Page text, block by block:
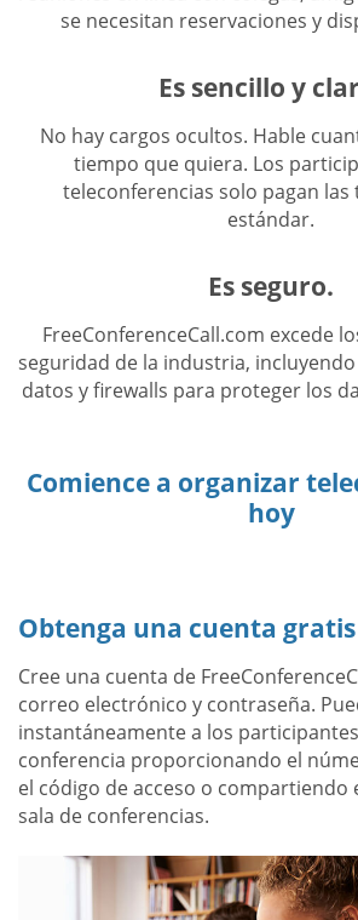
se necesitan reservaciones y
Es sencillo y
No hay cargos ocultos. Hable
tiempo que quiera. Los
teleconferencias solo pagan las
estándar.
Es seguro.
FreeConferenceCall.com excede
seguridad de la industria,
datos y firewalls para proteger los
Comience a organizar
hoy
Obtenga una cuenta gratis
Cree una cuenta de
correo electrónico y contraseña.
instantáneamente a los
conferencia proporcionando el
el código de acceso o compartiendo
sala de conferencias.